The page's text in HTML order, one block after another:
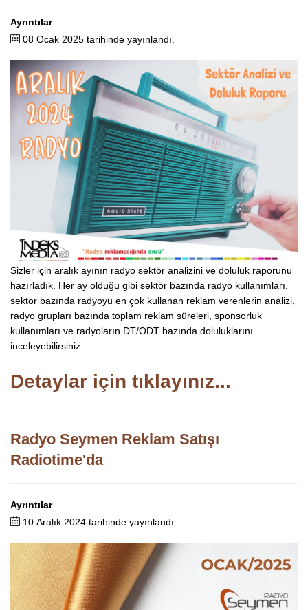
Ayrıntılar
08 Ocak 2025 tarihinde yayınlandı.
Sizler için aralık ayının radyo sektör analizini ve doluluk raporunu
hazırladık. Her ay olduğu gibi sektör bazında radyo kullanımları,
sektör bazında radyoyu en çok kullanan reklam verenlerin analizi,
radyo grupları bazında toplam reklam süreleri, sponsorluk
kullanımları ve radyoların DT/ODT bazında doluluklarını
inceleyebilirsiniz.
Detaylar için tıklayınız...
Radyo Seymen Reklam Satışı
Radiotime'da
Ayrıntılar
10 Aralık 2024 tarihinde yayınlandı.